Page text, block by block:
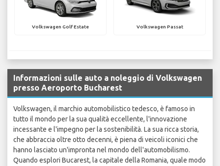
Volkswagen Golf Estate Volkswagen Passat
Informazioni sulle auto a noleggio di Volkswagen
presso Aeroporto Bucharest
Volkswagen, il marchio automobilistico tedesco, è famoso in
tutto il mondo per la sua qualità eccellente, l'innovazione
incessante e l'impegno per la sostenibilità. La sua ricca storia,
che abbraccia oltre otto decenni, è piena di veicoli iconici che
hanno lasciato un'impronta nel mondo dell'automobilismo.
Quando esplori Bucarest, la capitale della Romania, quale modo